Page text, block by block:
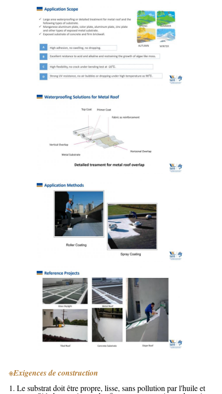
※Exigences de construction
1. Le substrat doit être propre, lisse, sans pollution par l'huile et